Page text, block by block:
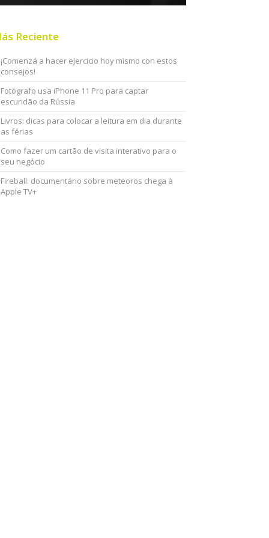
Reciente
¡Comenzá a hacer ejercicio hoy mismo con estos
consejos!
Fotógrafo usa iPhone 11 Pro para captar
escuridão da Rússia
Livros: dicas para colocar a leitura em dia durante
as férias
Como fazer um cartão de visita interativo para o
seu negócio
Fireball: documentário sobre meteoros chega à
Apple TV+